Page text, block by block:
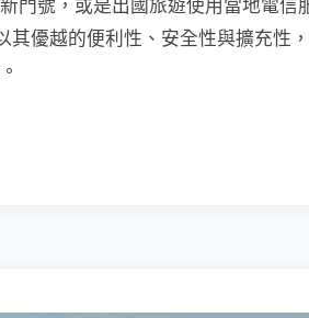
門號，或是出國旅遊使用當地電信
其優越的便利性、安全性與擴充性